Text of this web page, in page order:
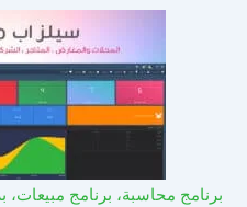
برنامج محاسبة، برنامج